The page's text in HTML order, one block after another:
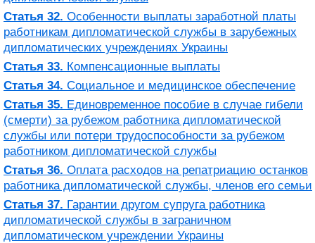
Статья 32. Особенности выплаты заработной платы
работникам дипломатической службы в зарубежных
дипломатических учреждениях Украины
Статья 33. Компенсационные выплаты
Статья 34. Социальное и медицинское обеспечение
Статья 35. Единовременное пособие в случае гибели
(смерти) за рубежом работника дипломатической
службы или потери трудоспособности за рубежом
работником дипломатической службы
Статья 36. Оплата расходов на репатриацию останков
работника дипломатической службы, членов его семьи
Статья 37. Гарантии другом супруга работника
дипломатической службы в заграничном
дипломатическом учреждении Украины